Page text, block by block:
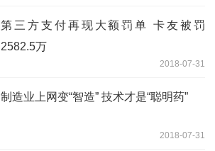
第三方支付再现大额罚单 卡友被罚
2582.5万
2018-07-31
制造业上网变“智造” 技术才是“聪明药”
2018-07-31